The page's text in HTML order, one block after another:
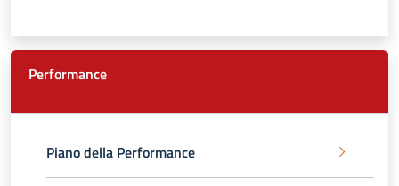
Performance
Piano della Performance